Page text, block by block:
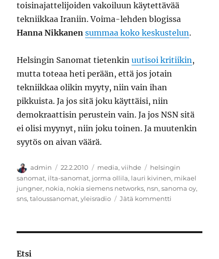
toisinajattelijoiden vakoiluun käytettävää
tekniikkaa Iraniin. Voima-lehden blogissa
Hanna Nikkanen summaa koko keskustelun.
Helsingin Sanomat tietenkinuutisoi kritiikin,
mutta toteaa heti perään, että jos jotain
tekniikkaa olikin myyty, niin vain ihan
pikkuista. Ja jos sitä joku käyttäisi, niin
demokraattisin perustein vain. Ja jos NSN sitä
ei olisi myynyt, niin joku toinen. Ja muutenkin
syytös on aivan väärä.
Kirjoittaja
admin Julkaistu
22.2.2010 Kategoriat
media,viihde Avainsanat
helsingin
sanomat, ilta-sanomat, jorma ollila, lauri kivinen, mikael
jungner, nokia, nokia siemens networks, nsn,sanoma oy,
sns,taloussanomat,yleisradio Jätä kommentti
Etsi